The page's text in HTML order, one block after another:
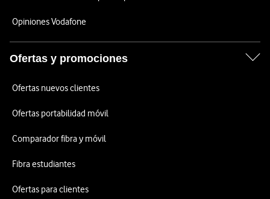
Opiniones Vodafone
Ofertas y promociones
Ofertas nuevos clientes
Ofertas portabilidad móvil
Comparador fibra y móvil
Fibra estudiantes
Ofertas para clientes